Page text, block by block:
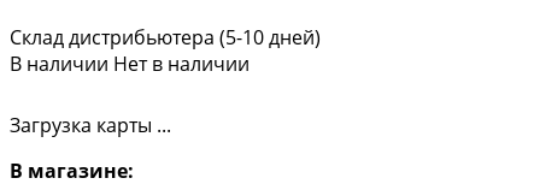
Склад дистрибьютера (5-10 дней)
В наличии Нет в наличии
Загрузка карты ...
В магазине: